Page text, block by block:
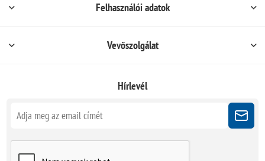
Felhasználói adatok
Vevőszolgálat
Hírlevél